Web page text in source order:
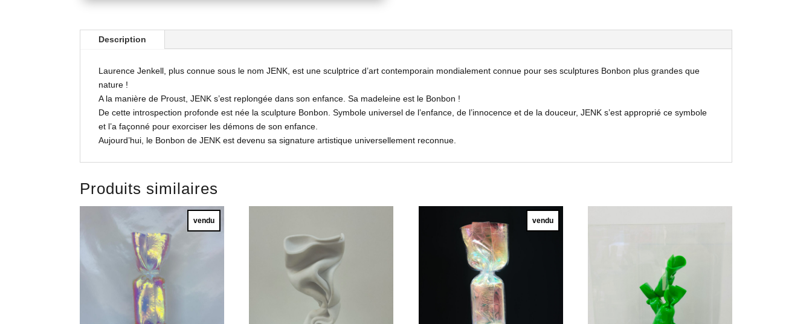
Description
Laurence Jenkell, plus connue sous le nom JENK, est une sculptrice d’art contemporain mondialement connue pour ses sculptures Bonbon plus grandes que
nature !
A la manière de Proust, JENK s’est replongée dans son enfance. Sa madeleine est le Bonbon !
De cette introspection profonde est née la sculpture Bonbon. Symbole universel de l’enfance, de l’innocence et de la douceur, JENK s’est approprié ce symbole
et l’a façonné pour exorciser les démons de son enfance.
Aujourd’hui, le Bonbon de JENK est devenu sa signature artistique universellement reconnue.
Produits similaires
vendu vendu